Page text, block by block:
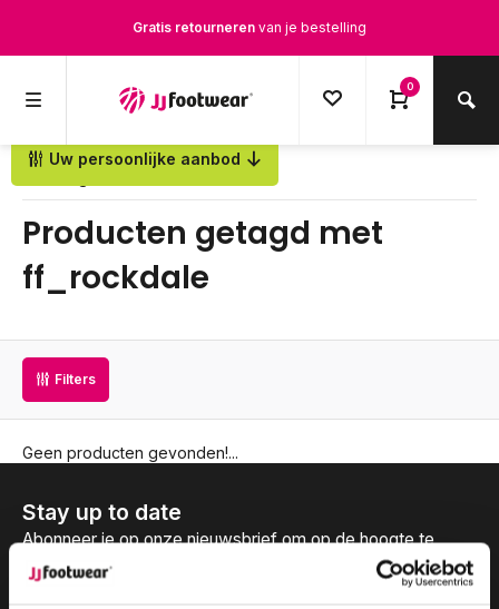
Gratis retourneren van je bestelling
0
Uw persoonlijke aanbod
Producten getagd met
ff_rockdale
Filters
Geen producten gevonden!...
Stay up to date
Abonneer je op onze nieuwsbrief om op de hoogte te
blijven.